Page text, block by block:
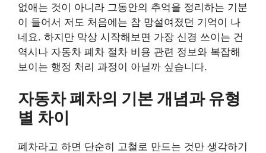
없애는 것이 아니라 그동안의 추억을 정리하는 기분
이 들어서 저도 처음에는 참 망설여졌던 기억이 나
네요. 하지만 막상 시작해보면 가장 신경 쓰이는 건
역시나 자동차 폐차 절차 비용 관련 정보와 복잡해
보이는 행정 처리 과정이 아닐까 싶습니다.
자동차 폐차의 기본 개념과 유형
별 차이
폐차라고 하면 단순히 고철로 만드는 것만 생각하기